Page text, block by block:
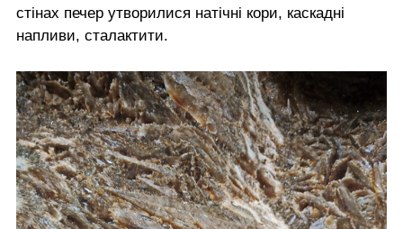
стінах печер утворилися натічні кори, каскадні
напливи, сталактити.